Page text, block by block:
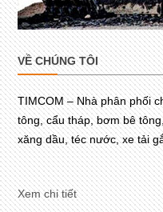
VỀ CHÚNG TÔI
TIMCOM – Nhà phân phối
tông, cẩu tháp, bơm bê
xăng dầu, téc nước, xe tải
Xem chi tiết